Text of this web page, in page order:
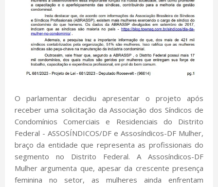
O parlamentar decidiu apresentar o projeto após
receber uma solicitação da Associação dos Síndicos de
Condomínios Comerciais e Residenciais do Distrito
Federal - ASSOSÍNDICOS/DF e Assosíndicos-DF Mulher,
braço da entidade que representa as profissionais do
segmento no Distrito Federal. A Assosíndicos-DF
Mulher argumenta que, apesar da crescente presença
feminina no setor, as mulheres ainda enfrentam